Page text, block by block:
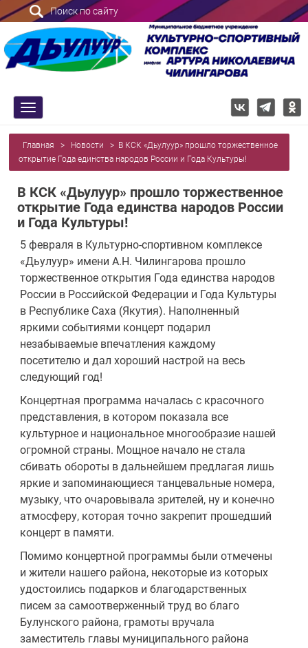
Поиск по сайту
trk
Главная > Новости > В КСК «Дьулуур» прошло торжественное
открытие Года единства народов России и Года Культуры!
В КСК «Дьулуур» прошло торжественное
открытие Года единства народов России
и Года Культуры!
5 февраля в Культурно-спортивном комплексе
«Дьулуур» имени А.Н. Чилингарова прошло
торжественное открытия Года единства народов
России в Российской Федерации и Года Культуры
в Республике Саха (Якутия). Наполненный
яркими событиями концерт подарил
незабываемые впечатления каждому
посетителю и дал хороший настрой на весь
следующий год!
Концертная программа началась с красочного
представления, в котором показала все
культурное и национальное многообразие нашей
огромной страны. Мощное начало не стала
сбивать обороты в дальнейшем предлагая лишь
яркие и запоминающиеся танцевальные номера,
музыку, что очаровывала зрителей, ну и конечно
атмосферу, которая точно закрепит прошедший
концерт в памяти.
Помимо концертной программы были отмечены
и жители нашего района, некоторые из которых
удостоились подарков и благодарственных
писем за самоотверженный труд во благо
Булунского района, грамоты вручала
заместитель главы муниципального района